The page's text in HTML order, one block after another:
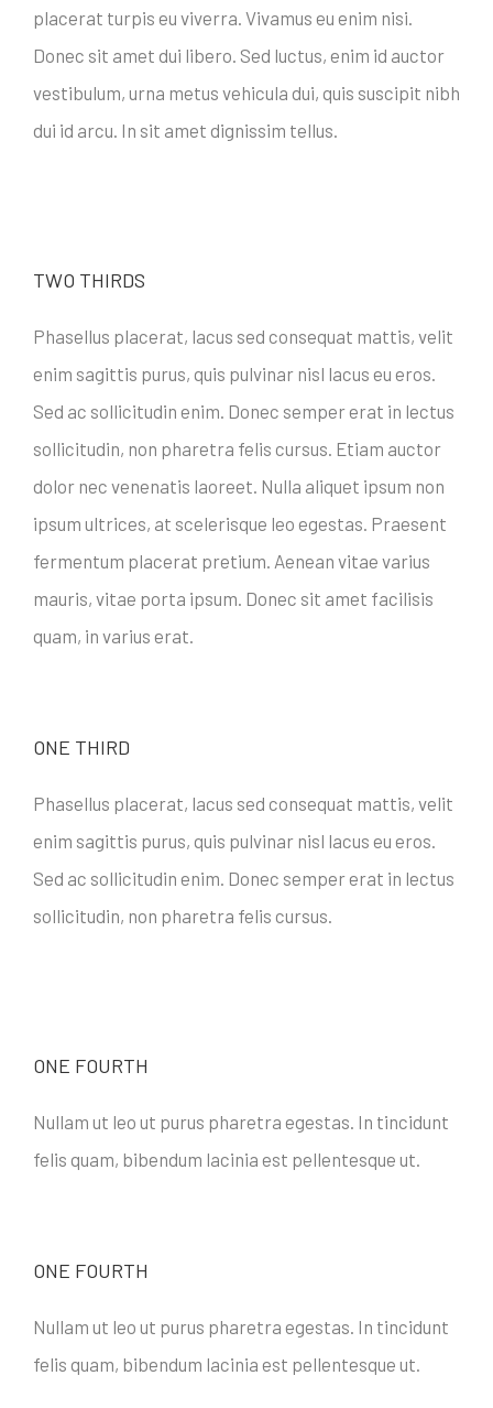
placerat turpis eu viverra. Vivamus eu enim nisi.
Donec sit amet dui libero. Sed luctus, enim id auctor
vestibulum, urna metus vehicula dui, quis suscipit nibh
dui id arcu. In sit amet dignissim tellus.
TWO THIRDS
Phasellus placerat, lacus sed consequat mattis, velit
enim sagittis purus, quis pulvinar nisl lacus eu eros.
Sed ac sollicitudin enim. Donec semper erat in lectus
sollicitudin, non pharetra felis cursus. Etiam auctor
dolor nec venenatis laoreet. Nulla aliquet ipsum non
ipsum ultrices, at scelerisque leo egestas. Praesent
fermentum placerat pretium. Aenean vitae varius
mauris, vitae porta ipsum. Donec sit amet facilisis
quam, in varius erat.
ONE THIRD
Phasellus placerat, lacus sed consequat mattis, velit
enim sagittis purus, quis pulvinar nisl lacus eu eros.
Sed ac sollicitudin enim. Donec semper erat in lectus
sollicitudin, non pharetra felis cursus.
ONE FOURTH
Nullam ut leo ut purus pharetra egestas. In tincidunt
felis quam, bibendum lacinia est pellentesque ut.
ONE FOURTH
Nullam ut leo ut purus pharetra egestas. In tincidunt
felis quam, bibendum lacinia est pellentesque ut.